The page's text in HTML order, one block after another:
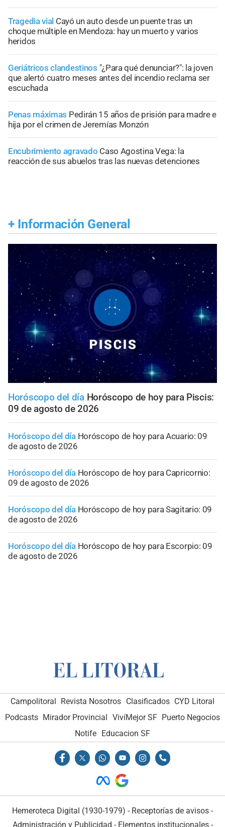
Tragedia vial Cayó un auto desde un puente tras un
choque múltiple en Mendoza: hay un muerto y varios
heridos
Geriátricos clandestinos "¿Para qué denunciar?": la joven
que alertó cuatro meses antes del incendio reclama ser
escuchada
Penas máximas Pedirán 15 años de prisión para madre e
hija por el crimen de Jeremías Monzón
Encubrimiento agravado Caso Agostina Vega: la
reacción de sus abuelos tras las nuevas detenciones
+ Información General
Horóscopo del día Horóscopo de hoy para Piscis:
09 de agosto de 2026
Horóscopo del día Horóscopo de hoy para Acuario: 09
de agosto de 2026
Horóscopo del día Horóscopo de hoy para Capricornio:
09 de agosto de 2026
Horóscopo del día Horóscopo de hoy para Sagitario: 09
de agosto de 2026
Horóscopo del día Horóscopo de hoy para Escorpio: 09
de agosto de 2026
Campolitoral Revista Nosotros Clasificados CYD Litoral
Podcasts Mirador Provincial VivíMejor SF Puerto Negocios
Notife
Educacion SF
Hemeroteca Digital (1930-1979) - Receptorías de avisos -
Administración y Publicidad - Elementos institucionales-